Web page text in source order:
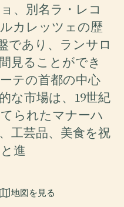
、別名ラ・レコ
カレッツェの歴
であり、ランサロ
見ることができ
テの首都の中心
な市場は、19世紀
られたマナーハ
工芸品、美食を祝
進
地図を見る